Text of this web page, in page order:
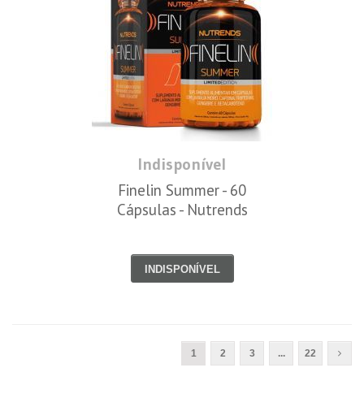
Indisponível
Finelin Summer - 60
Cápsulas - Nutrends
INDISPONÍVEL
1 2 3 ... 22